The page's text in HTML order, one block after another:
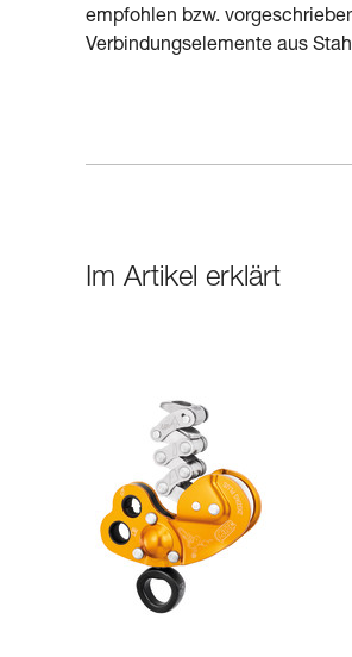
empfohlen bzw.
Verbindungselemente aus
Im Artikel erklärt